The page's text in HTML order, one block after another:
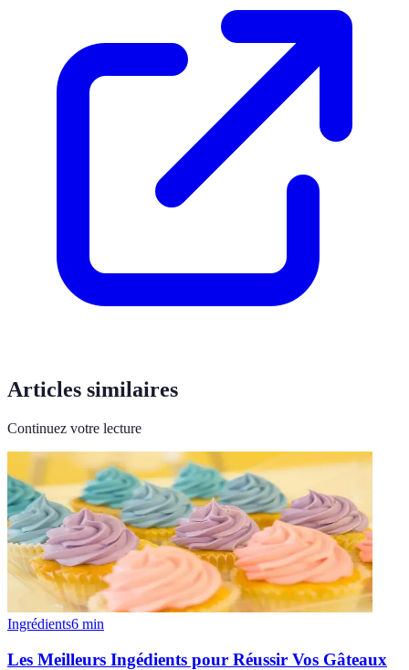
Articles similaires
Continuez votre lecture
Ingrédients6 min
Les Meilleurs Ingédients pour Réussir Vos Gâteaux